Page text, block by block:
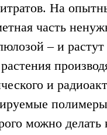
На
часть
– и
и
можно